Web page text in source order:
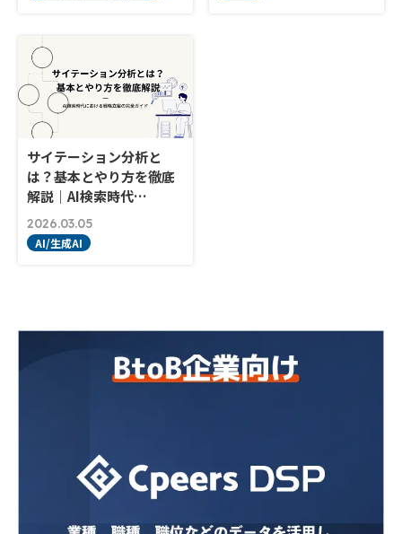
サイテーション分析と
は？基本とやり方を徹底
解説｜AI検索時代…
2026.03.05
AI/生成AI